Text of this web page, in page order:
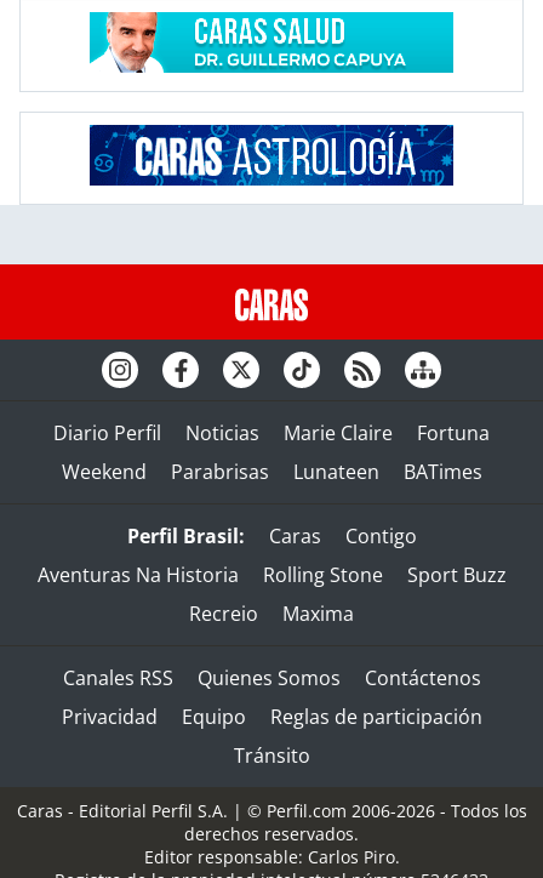
Diario Perfil Noticias Marie Claire
Fortuna
Weekend
Parabrisas Lunateen BATimes
Perfil Brasil: Caras
Contigo
Aventuras Na Historia
Rolling Stone
Sport Buzz
Recreio
Maxima
Canales RSS Quienes Somos
Contáctenos
Privacidad
Equipo
Reglas de participación
Tránsito
Caras - Editorial Perfil S.A. | © Perfil.com 2006-2026 - Todos los
derechos reservados.
Editor responsable: Carlos Piro.